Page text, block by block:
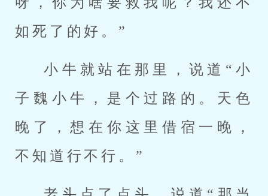
如死了的好。”
小牛就站在那里，说道“小
子魏小牛，是个过路的。天色
晚了，想在你这里借宿一晚，
不知道行不行。”